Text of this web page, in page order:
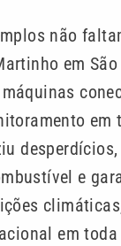
não
em
em
e
em